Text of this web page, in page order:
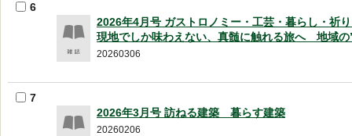
6
2026年4月号 ガストロノミー・工芸・暮らし・祈
現地でしか味わえない、真髄に触れる旅へ 地域の
20260306
7
2026年3月号 訪ねる建築 暮らす建築
20260206